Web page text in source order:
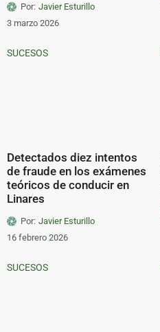
Por: Javier Esturillo
3 marzo 2026
SUCESOS
Detectados diez intentos
de fraude en los exámenes
teóricos de conducir en
Linares
Por: Javier Esturillo
16 febrero 2026
SUCESOS